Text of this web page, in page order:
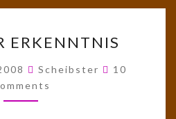
DER
ERKENNTNIS
ERKENNTNIS
Scheibster Comments
10